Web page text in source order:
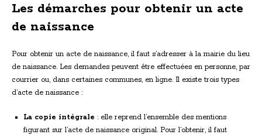
Les démarches pour obtenir un acte
de naissance
Pour obtenir un acte de naissance, il faut s’adresser à la mairie du lieu
de naissance. Les demandes peuvent être effectuées en personne, par
courrier ou, dans certaines communes, en ligne. Il existe trois types
d’acte de naissance :
La copie intégrale : elle reprend l’ensemble des mentions
figurant sur l’acte de naissance original. Pour l’obtenir, il faut